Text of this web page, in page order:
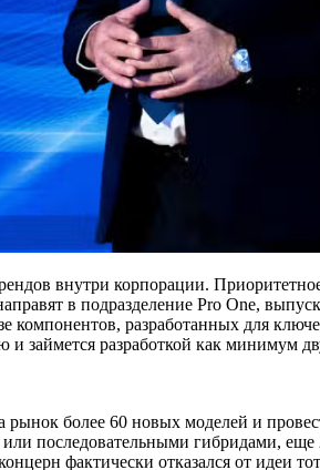
внутри корпорации.
в подразделение Pro One,
компонентов, разработанных для
займется разработкой как минимум
более 60 новых моделей и
последовательными гибридами,
фактически отказался от идеи